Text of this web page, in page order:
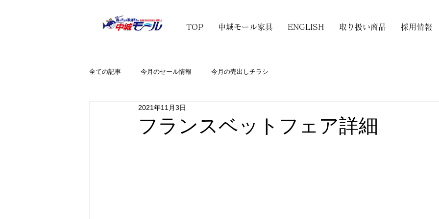
TOP 中城モール家具 ENGLISH 取り扱い商品 採用情報
全ての記事 今月のセール情報 今月の売出しチラシ
フランスベットフェア詳細
2021年11月3日